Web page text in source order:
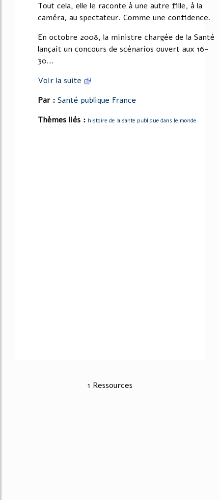
Tout cela, elle le raconte à une autre fille, à la
caméra, au spectateur. Comme une confidence.
En octobre 2008, la ministre chargée de la Santé
lançait un concours de scénarios ouvert aux 16-
30...
Voir la suite
Par : Santé publique France
Thèmes liés : histoire de la sante publique dans le monde
1 Ressources